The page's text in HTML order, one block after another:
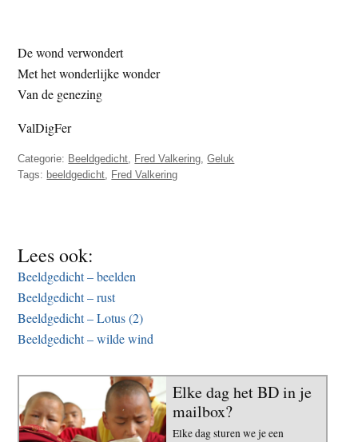
t
e
e
s
i
e
De wond verwondert
Met het wonderlijke wonder
Van de genezing
ValDigFer
Categorie: Beeldgedicht Fred Valkering ,Geluk
Tags: beeldgedicht Fred Valkering
Lees ook:
Beeldgedicht – beelden
Beeldgedicht – rust
Beeldgedicht – Lotus (2)
Beeldgedicht – wilde wind
Elke dag het BD in je
mailbox?
Elke dag sturen we je een